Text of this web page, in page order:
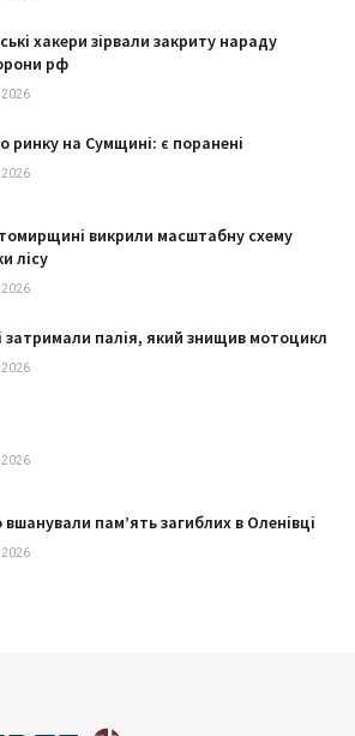
хакери зірвали закриту нараду
рф
ринку на Сумщині: є поранені
викрили масштабну схему
лісу
затримали палія, який знищив мотоцикл
пам’ять загиблих в Оленівці